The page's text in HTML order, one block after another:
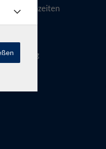
Telefonzeiten
Dienstag